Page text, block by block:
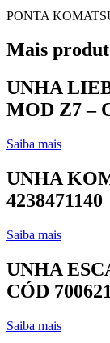
PONTA
Mais
UNHA
MOD Z7 –
Saiba mais
UNHA
4238471140
Saiba mais
UNHA
CÓD
Saiba mais